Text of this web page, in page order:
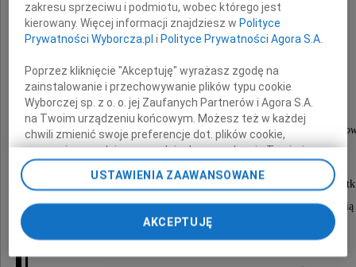
Męża
składają
Anna, Stanisław, Krzysztof, Justynka, Karol
Żegnamy Cię Drogi Stanisławie z ogromnym
i miłośćią byłeś po wielokroć podporą, radością
i autorytetem dla nas wszystkich.
zakresu sprzeciwu i podmiotu, wobec którego jest
kierowany. Więcej informacji znajdziesz w Polityce
Prywatności Wyborcza.pl i Polityce Prywatności Agora S.A.
Poprzez kliknięcie "Akceptuję" wyrażasz zgodę na
zainstalowanie i przechowywanie plików typu cookie
Wyborczej sp. z o. o. jej Zaufanych Partnerów i Agora S.A.
na Twoim urządzeniu końcowym. Możesz też w każdej
chwili zmienić swoje preferencje dot. plików cookie,
ponownie wywołując narzędzie do zarządzania Twoimi
preferencjami dot. przetwarzania danych poprzez
odnośnik „Ustawienia prywatności” w stopce serwisu i
Zmiana ustawień plików cookie możliwa jest także za
pomocą ustawień przeglądarki.
My, nasi Zaufani Partnerzy i Agora S.A. możemy
USTAWIENIA ZAAWANSOWANE
AKCEPTUJĘ